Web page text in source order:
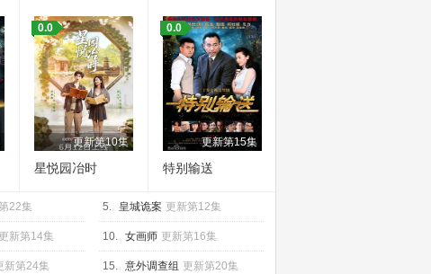
更新第10集
0.0
星悦园冶时
更新第15集
0.0
特别输送
22集 5. 皇城诡案 更新第12集
更新第14集 10. 女画师 更新第16集
新第24集 15. 意外调查组 更新第20集